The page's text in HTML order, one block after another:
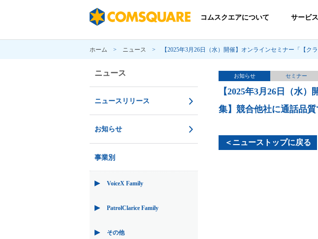
コムスクエアについて サービス
ホーム > ニュース > 【2025年3月26日（水）開催】オンラインセミナー「【
ニュース
ニュースリリース
お知らせ
事業別
VoiceX Family
PatrolClarice Family
その他
お知らせ セミナー
【2025年3月26日（水
集】競合他社に通話品
＜ニューストップに戻る